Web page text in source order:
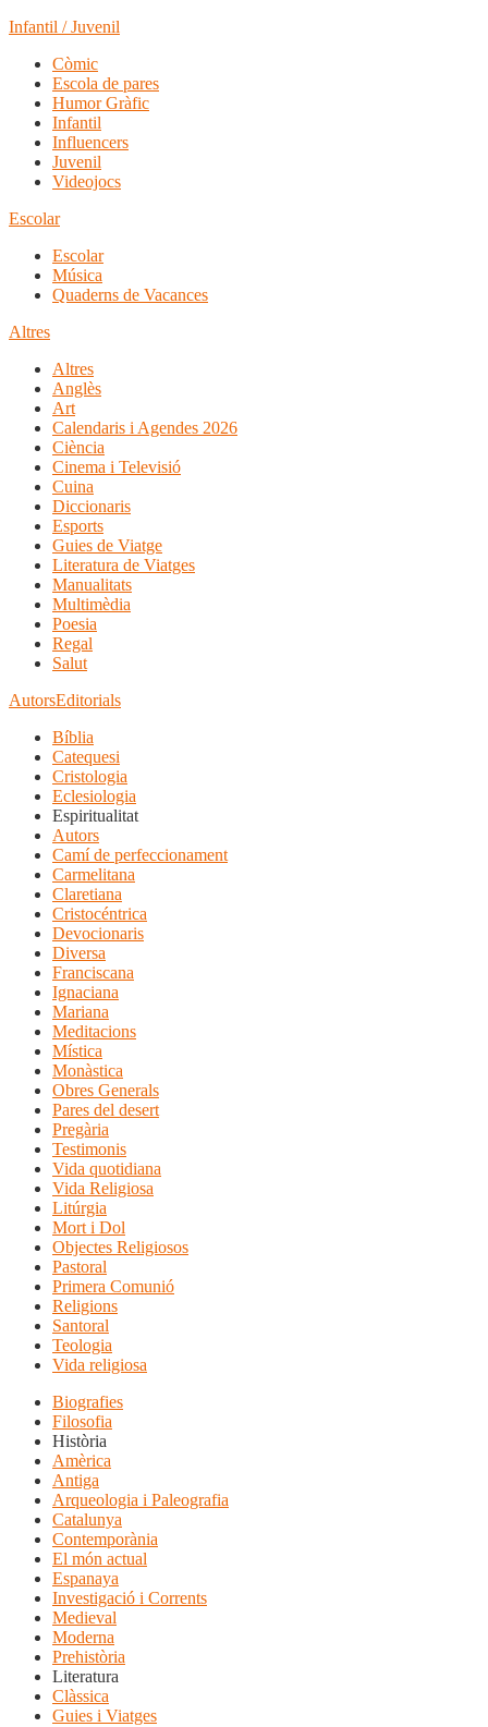
Infantil / Juvenil
Còmic
Escola de pares
Humor Gràfic
Infantil
Influencers
Juvenil
Videojocs
Escolar
Escolar
Música
Quaderns de Vacances
Altres
Altres
Anglès
Art
Calendaris i Agendes 2026
Ciència
Cinema i Televisió
Cuina
Diccionaris
Esports
Guies de Viatge
Literatura de Viatges
Manualitats
Multimèdia
Poesia
Regal
Salut
AutorsEditorials
Bíblia
Catequesi
Cristologia
Eclesiologia
Espiritualitat
Autors
Camí de perfeccionament
Carmelitana
Claretiana
Cristocéntrica
Devocionaris
Diversa
Franciscana
Ignaciana
Mariana
Meditacions
Mística
Monàstica
Obres Generals
Pares del desert
Pregària
Testimonis
Vida quotidiana
Vida Religiosa
Litúrgia
Mort i Dol
Objectes Religiosos
Pastoral
Primera Comunió
Religions
Santoral
Teologia
Vida religiosa
Biografies
Filosofia
Història
Amèrica
Antiga
Arqueologia i Paleografia
Catalunya
Contemporània
El món actual
Espanaya
Investigació i Corrents
Medieval
Moderna
Prehistòria
Literatura
Clàssica
Guies i Viatges